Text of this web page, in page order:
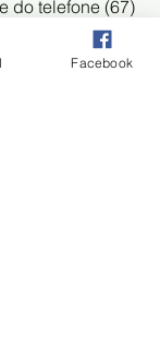
do telefone (67)
de
ou outros Facebook